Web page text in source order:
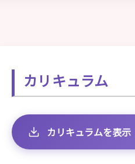
カリキュラム
カリキュラムを表示